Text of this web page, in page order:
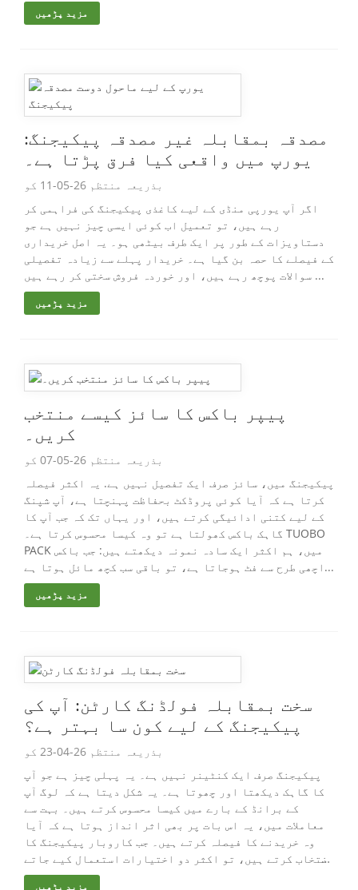
مزید پڑھیں
مصدقہ بمقابلہ غیر مصدقہ پیکیجنگ:
یورپ میں واقعی کیا فرق پڑتا ہے۔
بذریعہ منتظم 26-05-11 کو
اگر آپ یورپی منڈی کے لیے کاغذی پیکیجنگ کی فراہمی کر
رہے ہیں، تو تعمیل اب کوئی ایسی چیز نہیں ہے جو
دستاویزات کے طور پر ایک طرف بیٹھی ہو۔ یہ اصل خریداری
کے فیصلے کا حصہ بن گیا ہے۔ خریدار پہلے سے زیادہ تفصیلی
سوالات پوچھ رہے ہیں، اور خوردہ فروش سختی کر رہے ہیں ...
مزید پڑھیں
پیپر باکس کا سائز کیسے منتخب
کریں۔
بذریعہ منتظم 26-05-07 کو
پیکیجنگ میں، سائز صرف ایک تفصیل نہیں ہے. یہ اکثر فیصلہ
کرتا ہے کہ آیا کوئی پروڈکٹ بحفاظت پہنچتا ہے، آپ شپنگ
کے لیے کتنی ادائیگی کرتے ہیں، اور یہاں تک کہ جب آپ کا
گاہک باکس کھولتا ہے تو وہ کیسا محسوس کرتا ہے۔ TUOBO
PACK میں، ہم اکثر ایک سادہ نمونہ دیکھتے ہیں: جب باکس
اچھی طرح سے فٹ ہوجاتا ہے، تو باقی سب کچھ مائل ہوتا ہے...
مزید پڑھیں
سخت بمقابلہ فولڈنگ کارٹن: آپ کی
پیکیجنگ کے لیے کون سا بہتر ہے؟
بذریعہ منتظم 26-04-23 کو
پیکیجنگ صرف ایک کنٹینر نہیں ہے۔ یہ پہلی چیز ہے جو آپ
کا گاہک دیکھتا اور چھوتا ہے۔ یہ شکل دیتا ہے کہ لوگ آپ
کے برانڈ کے بارے میں کیسا محسوس کرتے ہیں۔ بہت سے
معاملات میں، یہ اس بات پر بھی اثر انداز ہوتا ہے کہ آیا
وہ خریدنے کا فیصلہ کرتے ہیں۔ جب کاروبار پیکیجنگ کا
انتخاب کرتے ہیں، تو اکثر دو اختیارات استعمال کیے جاتے
ہیں: سخت خانے...
مزید پڑھیں